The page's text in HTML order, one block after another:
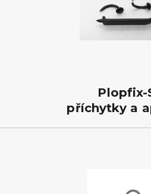
Plopfix-
příchytky a